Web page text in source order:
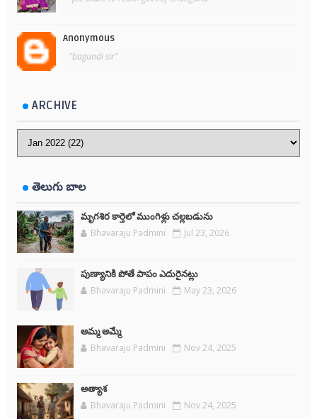
Anonymous
"bagundi sir"
ARCHIVE
తెలుగు బాల
మృగశిర కార్తెలో ముంగిళ్లు చల్లబడును
Bhavaraju Padmini Jul 23, 2026
పుణ్యానికి పోతే పాపం ఎదురైనట్లు
Bhavaraju Padmini May 23, 2026
అమ్మ అమ్మే
Bhavaraju Padmini Nov 24, 2025
అత్యాశ
Bhavaraju Padmini Nov 24, 2025